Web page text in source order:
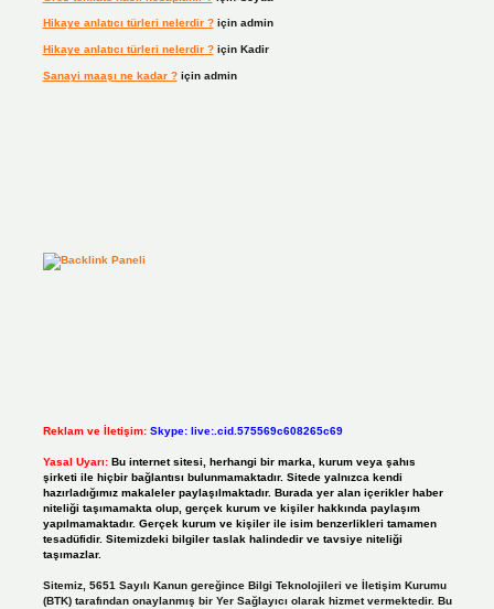
Hikaye anlatıcı türleri nelerdir ?için admin
Hikaye anlatıcı türleri nelerdir ?için Kadir
Sanayi maaşı ne kadar ?için admin
Reklam ve İletişim: Skype: live:.cid.575569c608265c69
Yasal Uyarı: Bu internet sitesi, herhangi bir marka, kurum veya şahıs
şirketi ile hiçbir bağlantısı bulunmamaktadır. Sitede yalnızca kendi
hazırladığımız makaleler paylaşılmaktadır. Burada yer alan içerikler haber
niteliği taşımamakta olup, gerçek kurum ve kişiler hakkında paylaşım
yapılmamaktadır. Gerçek kurum ve kişiler ile isim benzerlikleri tamamen
tesadüfidir. Sitemizdeki bilgiler taslak halindedir ve tavsiye niteliği
taşımazlar.
Sitemiz, 5651 Sayılı Kanun gereğince Bilgi Teknolojileri ve İletişim Kurumu
(BTK) tarafından onaylanmış bir Yer Sağlayıcı olarak hizmet vermektedir. Bu